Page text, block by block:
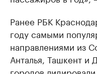
Ранее РБК
году самыми
направлениями из
Анталья, Ташкент и